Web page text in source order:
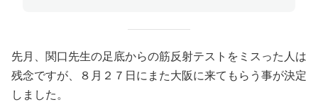
先月、関口先生の足底からの筋反射テストをミスった人は
残念ですが、８月２７日にまた大阪に来てもらう事が決定
しました。